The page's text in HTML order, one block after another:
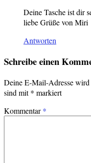
Deine Tasche ist dir
liebe Grüße von Miri
Antworten
Schreibe einen
Deine E-Mail-Adresse
sind mit* markiert
Kommentar*